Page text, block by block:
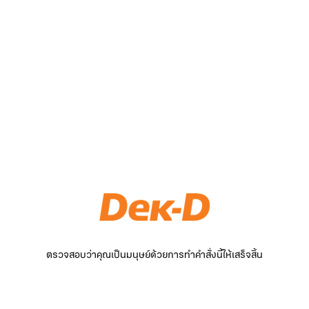
ตรวจสอบว่าคุณเป็นมนุษย์ด้วยการทำคำสั่งนี้ให้เสร็จสิ้น